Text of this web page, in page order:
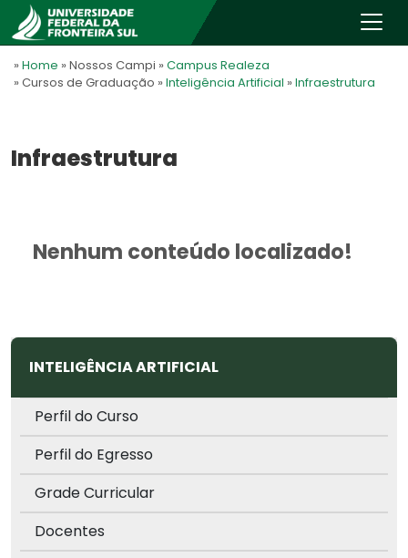
» Home » Nossos Campi » Campus Realeza
» Cursos de Graduação » Inteligência Artificial » Infraestrutura
Infraestrutura
Nenhum conteúdo localizado!
INTELIGÊNCIA ARTIFICIAL
Perfil do Curso
Perfil do Egresso
Grade Curricular
Docentes